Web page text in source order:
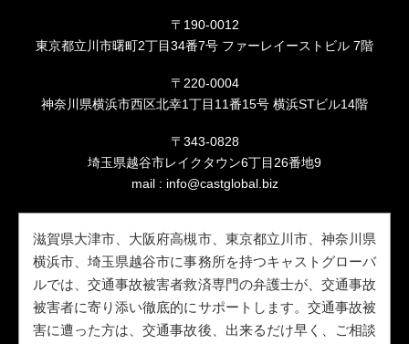
〒190-0012
東京都立川市曙町2丁目34番7号 ファーレイーストビル 7階
〒220-0004
神奈川県横浜市西区北幸1丁目11番15号 横浜STビル14階
〒343-0828
埼玉県越谷市レイクタウン6丁目26番地9
mail : info@castglobal.biz
滋賀県大津市、大阪府高槻市、東京都立川市、神奈川県
横浜市、埼玉県越谷市に事務所を持つキャストグローバ
ルでは、交通事故被害者救済専門の弁護士が、交通事故
被害者に寄り添い徹底的にサポートします。交通事故被
害に遭った方は、交通事故後、出来るだけ早く、ご相談